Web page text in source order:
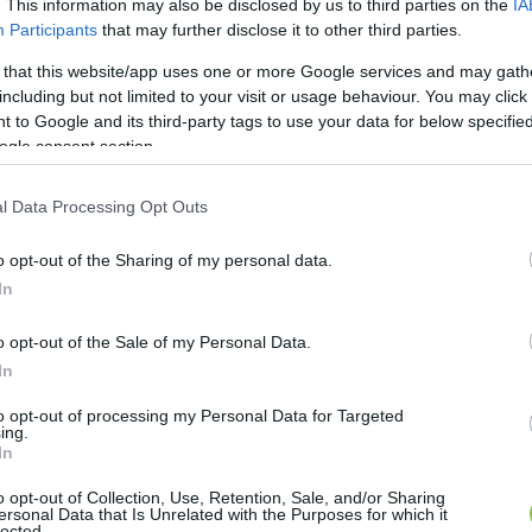
This information may also be disclosed by us to third parties on the
Participants that may further disclose it to other third parties.
that this website/app uses one or more Google services and may
but not limited to your visit or usage behaviour. You may
to Google and its third-party tags to use your data for below
consent section.
Data Processing Opt Outs
opt-out of the Sharing of my personal data.
opt-out of the Sale of my Personal Data.
opt-out of processing my Personal Data for Targeted
opt-out of Collection, Use, Retention, Sale, and/or Sharing
Data that Is Unrelated with the Purposes for which it
amivel tudja igazolni, hogy megvan a
még erre nem kerített sort” – mondta Hódi
én kérdéseket küldtünk Hódi Zsuzsannának,
hogy rendelkezik-e a szükséges
választ és ezt később a bíróság is rögzítette.
igyekeztünk utánajárni az igazságnak,
HIRDETÉS